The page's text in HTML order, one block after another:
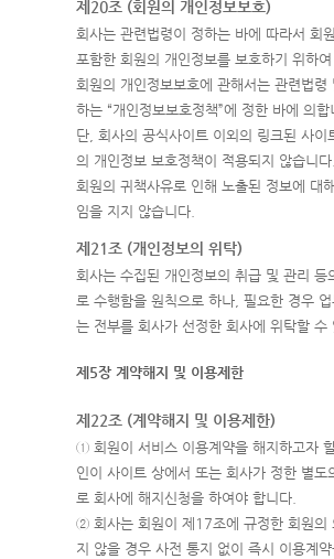
제20조 (회원의 개인정보보호)
회사는 관련법령이 정하는 바에 따라서 회
포함한 회원의 개인정보를 보호하기 위하여
회원의 개인정보보호에 관해서는 관련법령
하는 “개인정보보호정책”에 정한 바에 의합
단, 회사의 공식사이트 이외의 링크된 사이
의 개인정보 보호정책이 적용되지 않습니
회원의 귀책사유로 인해 노출된 정보에 대
임을 지지 않습니다.
제21조 (개인정보의 위탁)
회사는 수집된 개인정보의 취급 및 관리 등
로 수행함을 원칙으로 하나, 필요한 경우
는 전부를 회사가 선정한 회사에 위탁할 수
제5장 계약해지 및 이용제한
제22조 (계약해지 및 이용제한)
① 회원이 서비스 이용계약을 해지하고자
인이 사이트 상에서 또는 회사가 정한 별도
로 회사에 해지신청을 하여야 합니다.
② 회사는 회원이 제17조에 규정한 회원의
지 않을 경우 사전 통지 없이 즉시 이용계